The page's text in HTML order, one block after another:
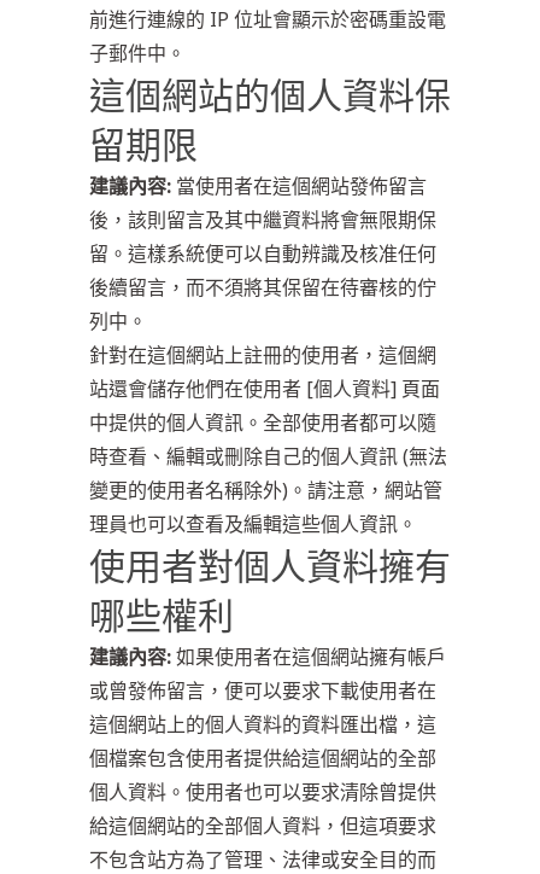
前進行連線的 IP 位址會顯示於密碼重設電
子郵件中。
這個網站的個人資料保
留期限
建議內容: 當使用者在這個網站發佈留言
後，該則留言及其中繼資料將會無限期保
留。這樣系統便可以自動辨識及核准任何
後續留言，而不須將其保留在待審核的佇
列中。
針對在這個網站上註冊的使用者，這個網
站還會儲存他們在使用者 [個人資料] 頁面
中提供的個人資訊。全部使用者都可以隨
時查看、編輯或刪除自己的個人資訊 (無法
變更的使用者名稱除外)。請注意，網站管
理員也可以查看及編輯這些個人資訊。
使用者對個人資料擁有
哪些權利
建議內容:如果使用者在這個網站擁有帳戶
或曾發佈留言，便可以要求下載使用者在
這個網站上的個人資料的資料匯出檔，這
個檔案包含使用者提供給這個網站的全部
個人資料。使用者也可以要求清除曾提供
給這個網站的全部個人資料，但這項要求
不包含站方為了管理、法律或安全目的而